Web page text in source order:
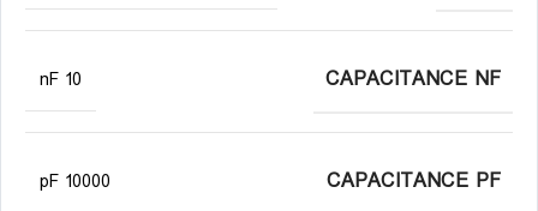
CAPACITANCE NF
10 nF
CAPACITANCE PF
10000 pF